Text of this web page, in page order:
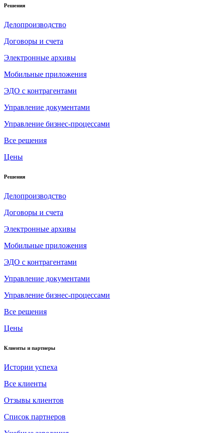
Решения
Делопроизводство
Договоры и счета
Электронные архивы
Мобильные приложения
ЭДО с контрагентами
Управление документами
Управление бизнес-процессами
Все решения
Цены
Решения
Делопроизводство
Договоры и счета
Электронные архивы
Мобильные приложения
ЭДО с контрагентами
Управление документами
Управление бизнес-процессами
Все решения
Цены
Клиенты и партнеры
Истории успеха
Все клиенты
Отзывы клиентов
Список партнеров